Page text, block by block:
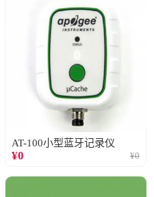
AT-100小型蓝牙记录仪
¥0 ¥0